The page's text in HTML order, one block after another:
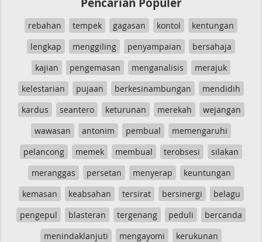
rebahan tempek gagasan kontol
kentungan
lengkap
menggiling penyampaian
bersahaja
kajian
pengemasan menganalisis
merajuk
kelestarian
pujaan berkesinambungan
mendidih
kardus
seantero keturunan merekah
wejangan
wawasan
antonim pembual
memengaruhi
pelancong
memek membual terobsesi
silakan
meranggas
persetan menyerap
keuntungan
kemasan
keabsahan tersirat bersinergi
belagu
pengepul
blasteran tergenang peduli
bercanda
menindaklanjuti
mengayomi
kerukunan